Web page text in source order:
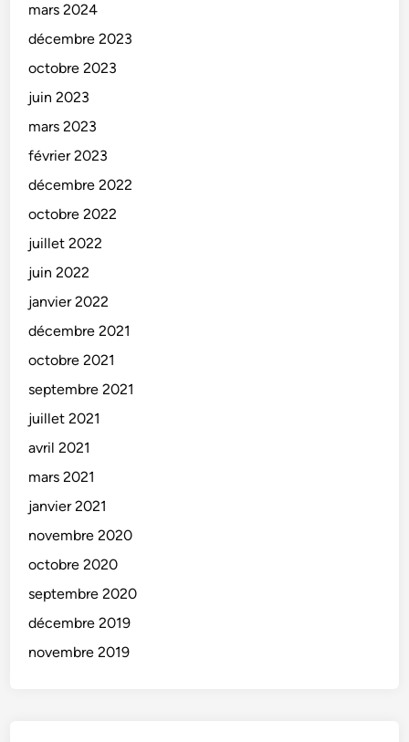
mars 2024
décembre 2023
octobre 2023
juin 2023
mars 2023
février 2023
décembre 2022
octobre 2022
juillet 2022
juin 2022
janvier 2022
décembre 2021
octobre 2021
septembre 2021
juillet 2021
avril 2021
mars 2021
janvier 2021
novembre 2020
octobre 2020
septembre 2020
décembre 2019
novembre 2019